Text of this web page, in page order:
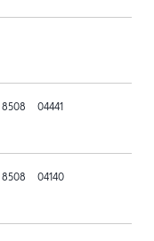
8508 04441
8508 04140